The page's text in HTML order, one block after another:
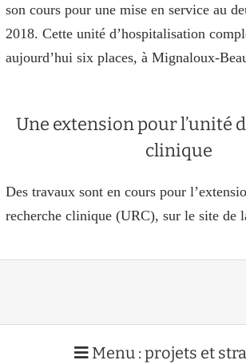
son cours pour une mise en service au
2018. Cette unité d’hospitalisation
aujourd’hui six places, à Mignaloux-
Une extension pour l’unité
clinique
Des travaux sont en cours pour
recherche clinique (URC), sur le site de
Menu : projets et